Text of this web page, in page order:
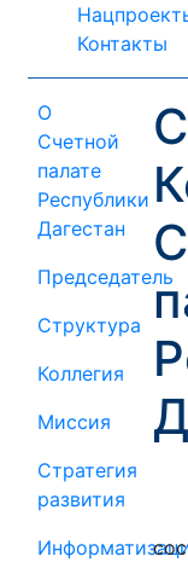
Контакты
О
Счетной
палате
Республики
Дагестан
Председатель
Структура
Коллегия
Миссия
Стратегия
развития